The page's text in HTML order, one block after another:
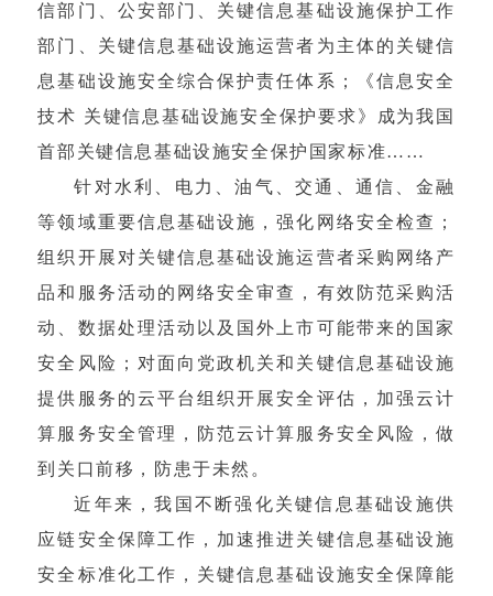
信部门、公安部门、关键信息基础设施保护工作
部门、关键信息基础设施运营者为主体的关键信
息基础设施安全综合保护责任体系；《信息安全
技术 关键信息基础设施安全保护要求》成为我国
首部关键信息基础设施安全保护国家标准……
针对水利、电力、油气、交通、通信、金融
等领域重要信息基础设施，强化网络安全检查；
组织开展对关键信息基础设施运营者采购网络产
品和服务活动的网络安全审查，有效防范采购活
动、数据处理活动以及国外上市可能带来的国家
安全风险；对面向党政机关和关键信息基础设施
提供服务的云平台组织开展安全评估，加强云计
算服务安全管理，防范云计算服务安全风险，做
到关口前移，防患于未然。
近年来，我国不断强化关键信息基础设施供
应链安全保障工作，加速推进关键信息基础设施
安全标准化工作，关键信息基础设施安全保障能